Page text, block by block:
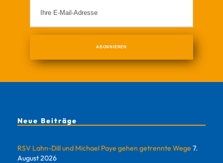
Neue Beiträge
RSV Lahn-Dill und Michael Paye gehen getrennte Wege 7.
August 2026